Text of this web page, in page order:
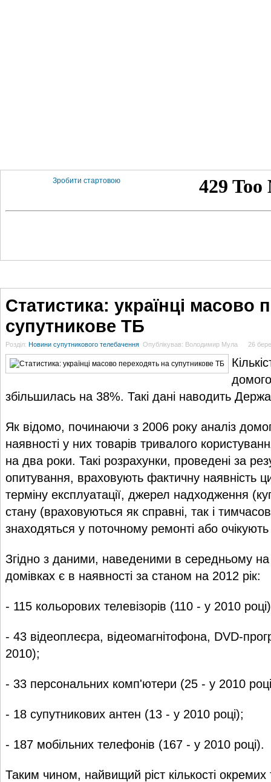
Зробити стартовою
Статистика: українці масово
супутникове ТБ
Розділ: Новини супутникового телебачення Опублікував: Володимир Мула 26
збільшилась на 38%. Такі дані наводить
Як відомо, починаючи з 2006 року аналіз
наявності у них товарів тривалого
на два роки. Такі розрахунки, проведені за
опитування, враховують фактичну наявність
терміну експлуатації, джерел надходження
стану (враховуються як справні, так і
знаходяться у поточному ремонті або
Згідно з даними, наведеними в середньому
домівках є в наявності за станом на 2012 рік:
- 115 кольорових телевізорів (110 - у 2010
- 43 відеоплеєра, відеомагнітофона, DVD-
2010);
- 33 персональних комп'ютери (25 - у 2010
- 18 супутникових антен (13 - у 2010 році);
- 187 мобільних телефонів (167 - у 2010 році).
Таким чином, найвищий ріст кількості окремих